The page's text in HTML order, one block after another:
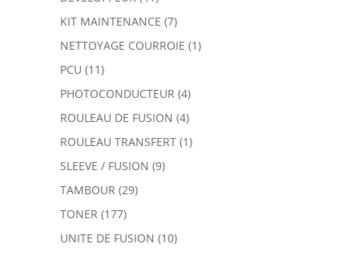
KIT MAINTENANCE (7)
NETTOYAGE COURROIE (1)
PCU (11)
PHOTOCONDUCTEUR (4)
ROULEAU DE FUSION (4)
ROULEAU TRANSFERT (1)
SLEEVE / FUSION (9)
TAMBOUR (29)
TONER (177)
UNITE DE FUSION (10)